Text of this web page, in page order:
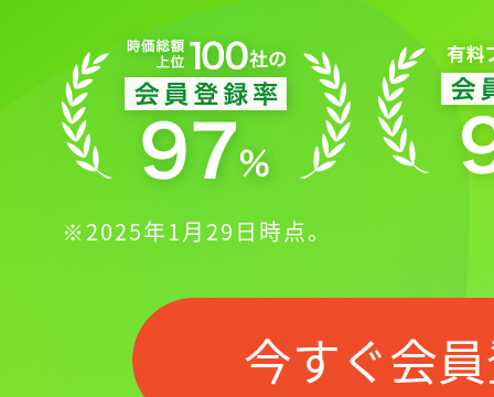
※2025年1月29日時点。
今すぐ会